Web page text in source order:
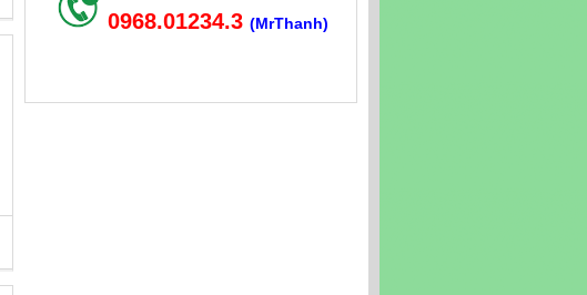
0968.01234.3 (MrThanh)